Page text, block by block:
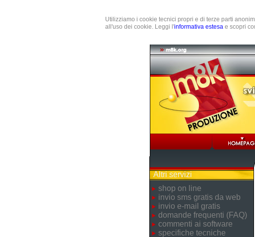
Utilizziamo i cookie tecnici propri e di terze parti
all'uso dei cookie. Leggi l'informativa estesa e scopri
Altri servizi
shop on line
invio sms gratis da web
invio e-mail gratis
domande frequenti (FAQ)
commenti ai software
specifiche tecniche